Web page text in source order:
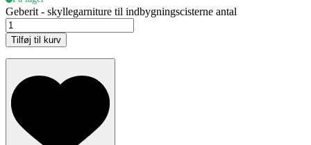
Geberit - skyllegarniture til indbygningscisterne antal
Tilføj til kurv